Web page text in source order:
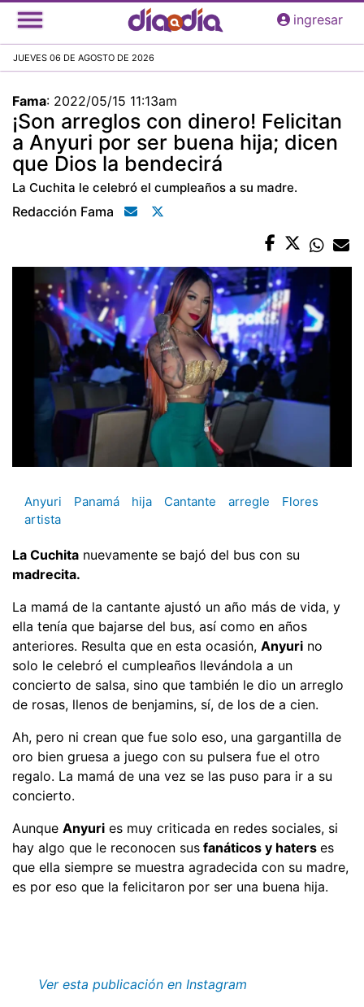
Pasar
al
principal
ingresar
JUEVES 06 DE AGOSTO DE 2026
Fama: 2022/05/15 11:13am
¡Son arreglos con dinero! Felicitan
a Anyuri por ser buena hija; dicen
que Dios la bendecirá
La Cuchita le celebró el cumpleaños a su madre.
Redacción Fama
Anyuri Panamá hija Cantante arregle
Flores
artista
La Cuchita nuevamente se bajó del bus con su
madrecita.
La mamá de la cantante ajustó un año más de vida, y
ella tenía que bajarse del bus, así como en años
anteriores. Resulta que en esta ocasión, Anyuri no
solo le celebró el cumpleaños llevándola a un
concierto de salsa, sino que también le dio un arreglo
de rosas, llenos de benjamins, sí, de los de a cien.
Ah, pero ni crean que fue solo eso, una gargantilla de
oro bien gruesa a juego con su pulsera fue el otro
regalo. La mamá de una vez se las puso para ir a su
concierto.
Aunque Anyuri es muy criticada en redes sociales, si
hay algo que le reconocen sus fanáticos y haters es
que ella siempre se muestra agradecida con su madre,
es por eso que la felicitaron por ser una buena hija.
Ver esta publicación en Instagram